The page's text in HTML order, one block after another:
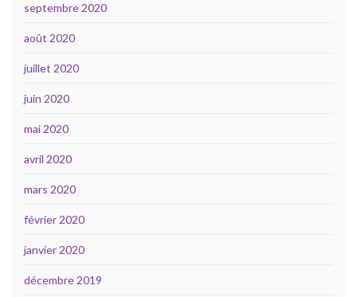
septembre 2020
août 2020
juillet 2020
juin 2020
mai 2020
avril 2020
mars 2020
février 2020
janvier 2020
décembre 2019